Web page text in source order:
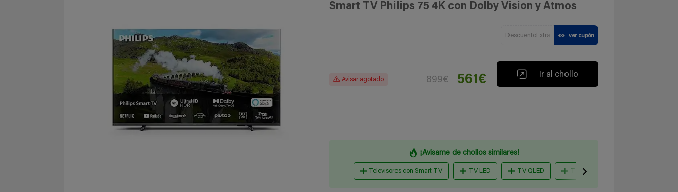
Smart TV Philips 75 4K con Dolby Vision y Atmos
DescuentoExtra ver cupón
Avisar agotado 899€ 561€ Ir al chollo
¡Avisame de chollos similares!
Televisores con Smart TV TV LED TV QLED TV OLED